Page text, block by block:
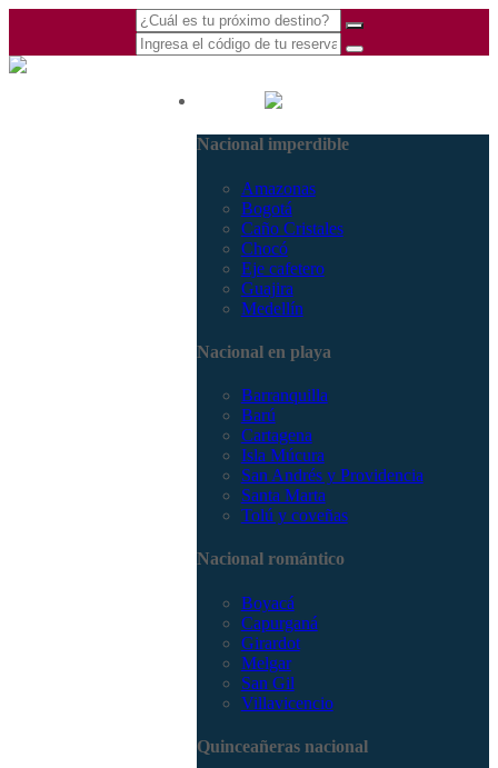
Nacional imperdible
Amazonas
Bogotá
Caño Cristales
Chocó
Eje cafetero
Guajira
Medellín
Nacional en playa
Barranquilla
Barú
Cartagena
Isla Múcura
San Andrés y Providencia
Santa Marta
Tolú y coveñas
Nacional romántico
Boyacá
Capurganá
Girardot
Melgar
San Gil
Villavicencio
Quinceañeras nacional